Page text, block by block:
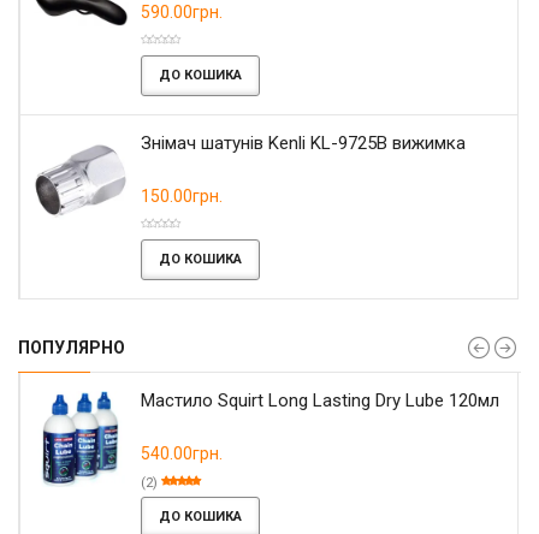
590.00грн.
ДО КОШИКА
Знімач шатунів Kenli KL-9725B вижимка
150.00грн.
ДО КОШИКА
ПОПУЛЯРНО
Мастило Squirt Long Lasting Dry Lube 120мл
540.00грн.
(2)
ДО КОШИКА